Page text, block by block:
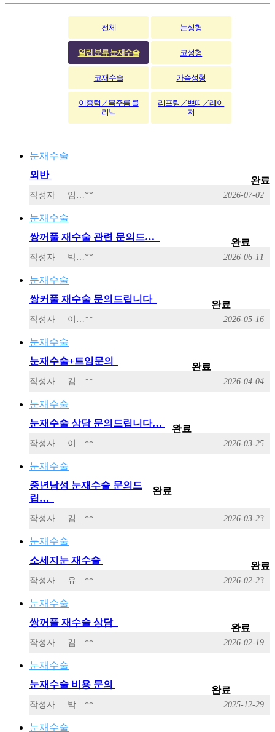
전체 눈성형
열린 분류눈재수술 코성형
코재수술 가슴성형
이중턱／목주름 클
리닉
리프팅／쁘띠／레이
저
완료
눈재수술
외반
작성자 임…** 2026-07-02
완료
눈재수술
쌍꺼풀 재수술 관련 문의드…
작성자 박…** 2026-06-11
완료
눈재수술
쌍커풀 재수술 문의드립니다
작성자 이…** 2026-05-16
완료
눈재수술
눈재수술+트임문의
작성자 김…** 2026-04-04
완료
눈재수술
눈재수술 상담 문의드립니다…
작성자 이…** 2026-03-25
완료
눈재수술
중년남성 눈재수술 문의드
립…
작성자 김…** 2026-03-23
완료
눈재수술
소세지눈 재수술
작성자 유…** 2026-02-23
완료
눈재수술
쌍꺼풀 재수술 상담
작성자 김…** 2026-02-19
완료
눈재수술
눈재수술 비용 문의
작성자 박…** 2025-12-29
눈재수술